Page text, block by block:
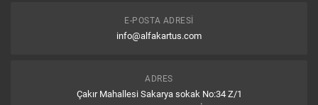
E-POSTA ADRESI
info@alfakartus.com
ADRES
Çakır Mahallesi Sakarya sokak No:34 Z/1